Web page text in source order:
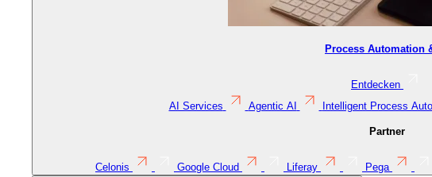
Process Automation
Entdecken
AI Services
Agentic AI Intelligent Process
Partner
Celonis Google Cloud Liferay Pega